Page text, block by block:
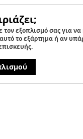
τον εξοπλισμό σας για
αυτό το εξάρτημα ή αν